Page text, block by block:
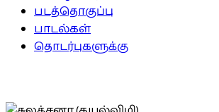
படத்தொகுப்பு
பாடல்கள்
தொடர்புகளுக்கு